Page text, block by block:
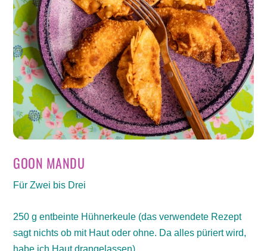
GOON MANDU
Für Zwei bis Drei
250 g entbeinte Hühnerkeule (das verwendete Rezept
sagt nichts ob mit Haut oder ohne. Da alles püriert wird,
habe ich Haut drangelassen)